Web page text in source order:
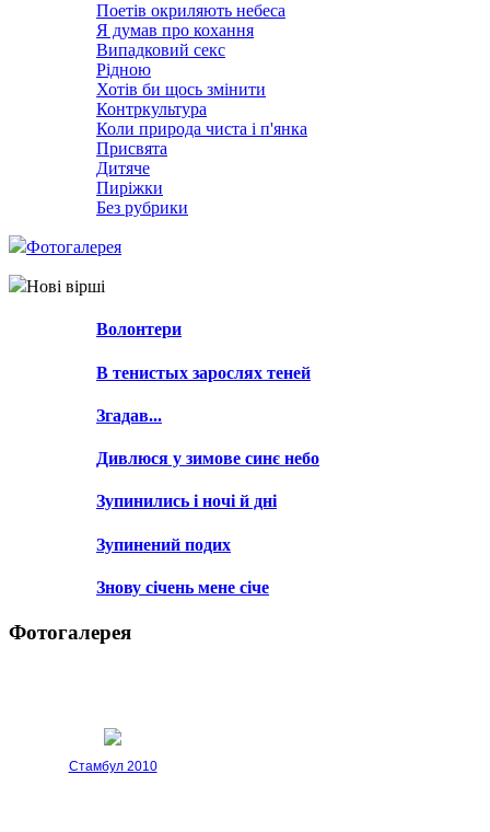
Поетів окриляють небеса
Я думав про кохання
Випадковий секс
Рідною
Хотів би щось змінити
Контркультура
Коли природа чиста і п'янка
Присвята
Дитяче
Пиріжки
Без рубрики
Фотогалерея
Нові вірші
Волонтери
В тенистых зарослях теней
Згадав...
Дивлюся у зимове синє небо
Зупинились і ночі й дні
Зупинений подих
Знову січень мене січе
Фотогалерея
Стамбул 2010